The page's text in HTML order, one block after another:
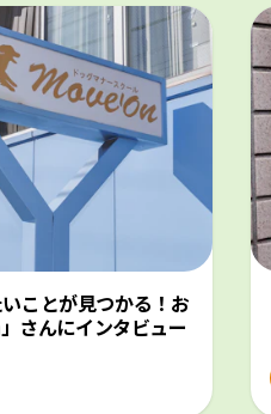
ことが見つかる！お
さんにインタビュー